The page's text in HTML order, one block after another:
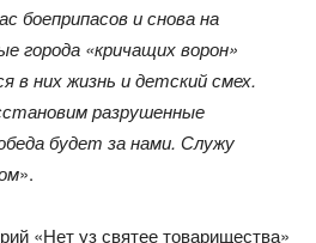
боеприпасов и снова на
города «кричащих ворон»
в них жизнь и детский смех.
разрушенные
будет за нами. Служу
».
«Нет уз святее товарищества»